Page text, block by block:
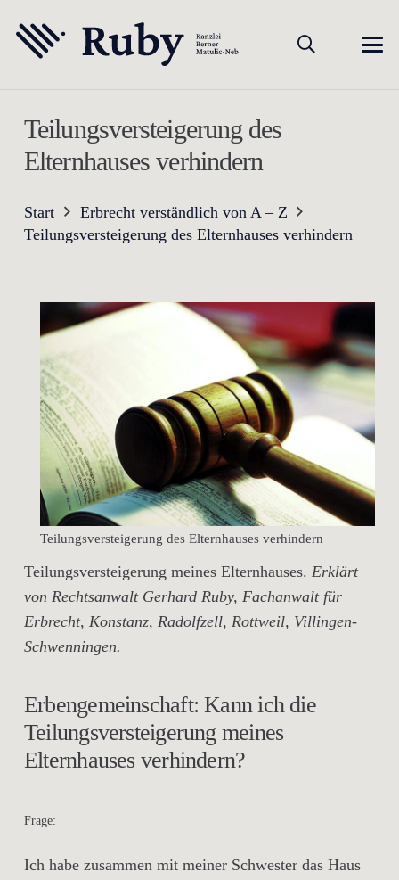
Teilungsversteigerung des
Elternhauses verhindern
Start
Erbrecht verständlich von A – Z
Teilungsversteigerung des Elternhauses verhindern
Teilungsversteigerung des Elternhauses verhindern
Teilungsversteigerung meines Elternhauses. Erklärt
von Rechtsanwalt Gerhard Ruby, Fachanwalt für
Erbrecht, Konstanz, Radolfzell, Rottweil, Villingen-
Schwenningen.
Erbengemeinschaft: Kann ich die
Teilungsversteigerung meines
Elternhauses verhindern?
Frage:
Ich habe zusammen mit meiner Schwester das Haus